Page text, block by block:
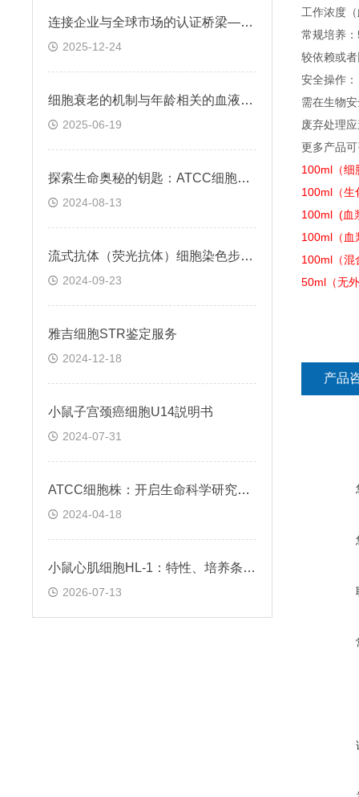
连接企业与全球市场的认证桥梁——ATCC细胞
2025-12-24
细胞衰老的机制与年龄相关的血液凝固有关
2025-06-19
探索生命奥秘的钥匙：ATCC细胞株的科学之旅
2024-08-13
流式抗体（荧光抗体）细胞染色步骤与注意事项
2024-09-23
雅吉细胞STR鉴定服务
2024-12-18
小鼠子宫颈癌细胞U14説明书
2024-07-31
ATCC细胞株：开启生命科学研究的钥匙
2024-04-18
小鼠心肌细胞HL-1：特性、培养条件与科研应用场景解析
2026-07-13
工作浓度
常规培养
较依赖或
安全操作：
需在生物
废弃处理
更多产品
100ml（
100ml（
100ml (
100ml（
100ml（
50ml（无
产品